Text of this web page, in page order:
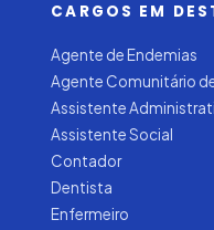
CARGOS EM
Agente de Endemias
Agente Comunitário
Assistente
Assistente Social
Contador
Dentista
Enfermeiro